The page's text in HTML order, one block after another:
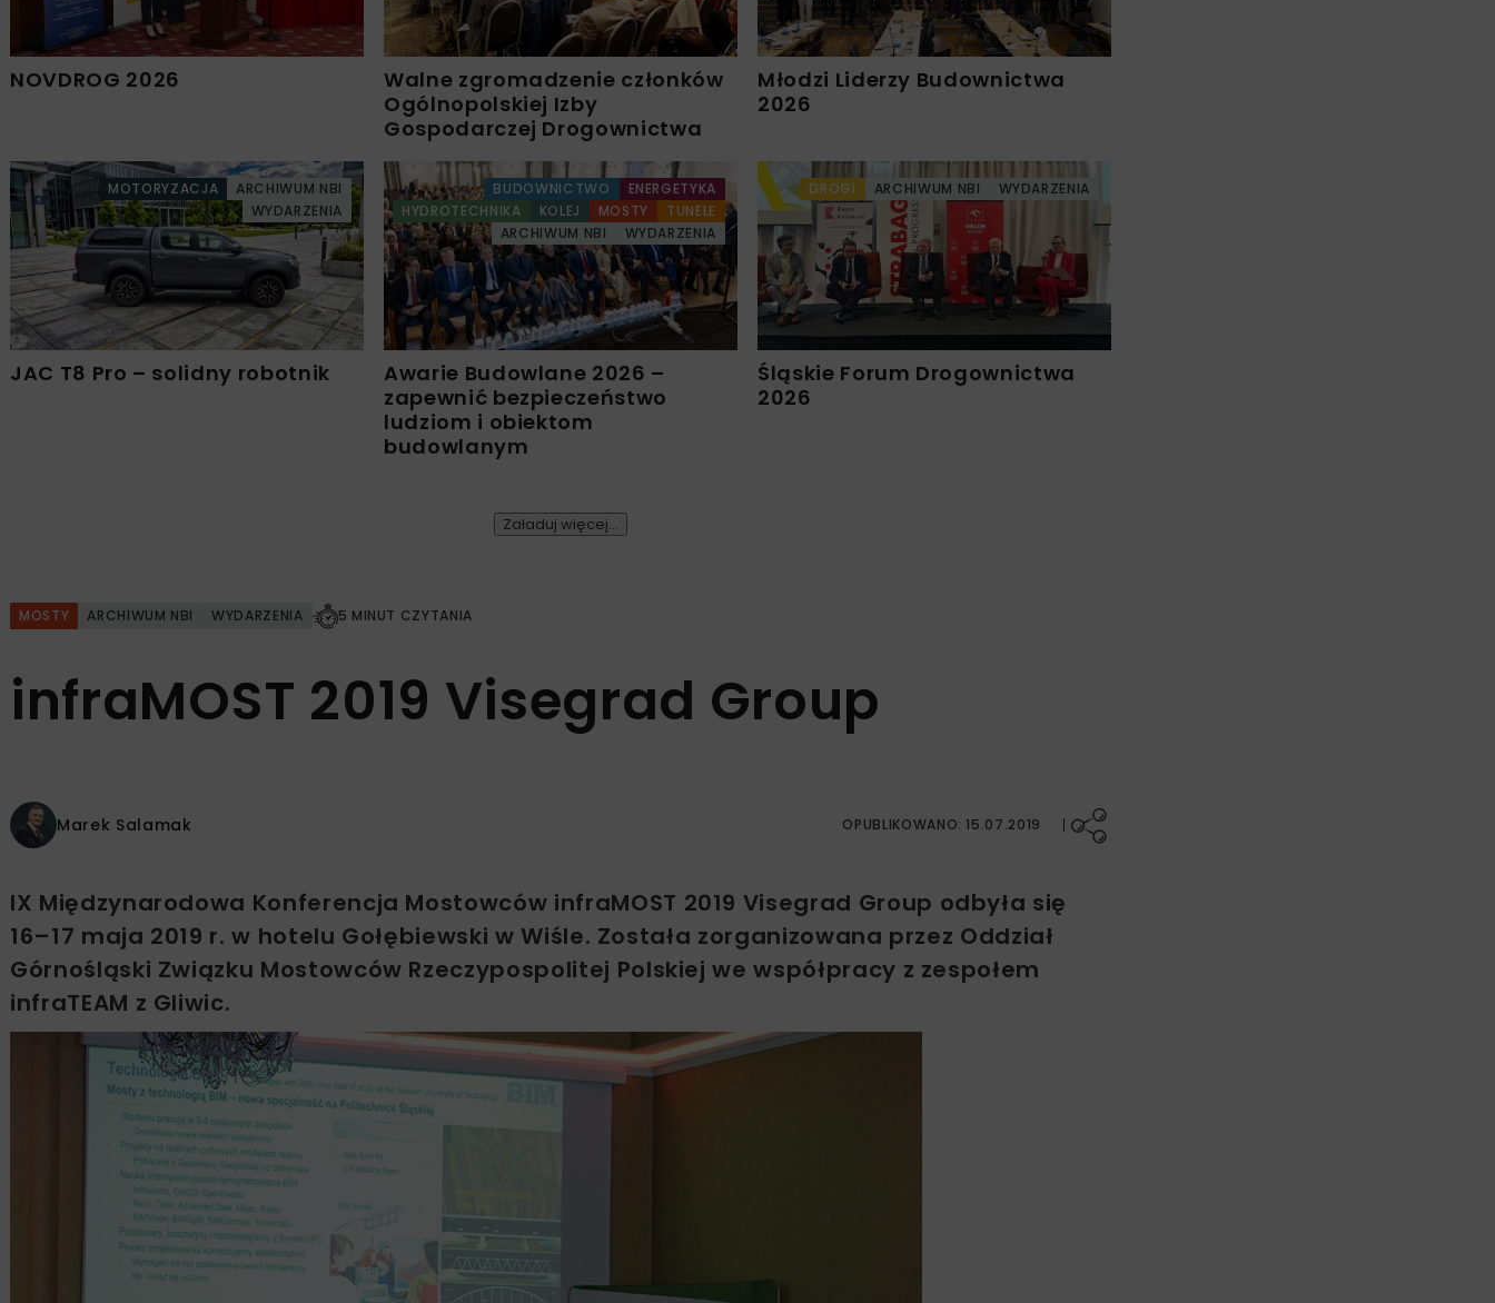
NOVDROG 2026
Walne zgromadzenie członków
Ogólnopolskiej Izby
Gospodarczej Drogownictwa
Młodzi Liderzy Budownictwa
2026
MOTORYZACJA
ARCHIWUM NBI
WYDARZENIA
JAC T8 Pro – solidny robotnik
BUDOWNICTWO
ENERGETYKA
HYDROTECHNIKA
KOLEJ MOSTY
TUNELE
ARCHIWUM NBI
WYDARZENIA
Awarie Budowlane 2026 –
zapewnić bezpieczeństwo
ludziom i obiektom
budowlanym
DROGI ARCHIWUM NBI WYDARZENIA
Śląskie Forum Drogownictwa
2026
Załaduj więcej...
MOSTY ARCHIWUM NBI WYDARZENIA 5 MINUT CZYTANIA
infraMOST 2019 Visegrad Group
Marek Salamak OPUBLIKOWANO: 15.07.2019
IX Międzynarodowa Konferencja Mostowców infraMOST 2019 Visegrad Group odbyła się
16–17 maja 2019 r. w hotelu Gołębiewski w Wiśle. Została zorganizowana przez Oddział
Górnośląski Związku Mostowców Rzeczypospolitej Polskiej we współpracy z zespołem
infraTEAM z Gliwic.